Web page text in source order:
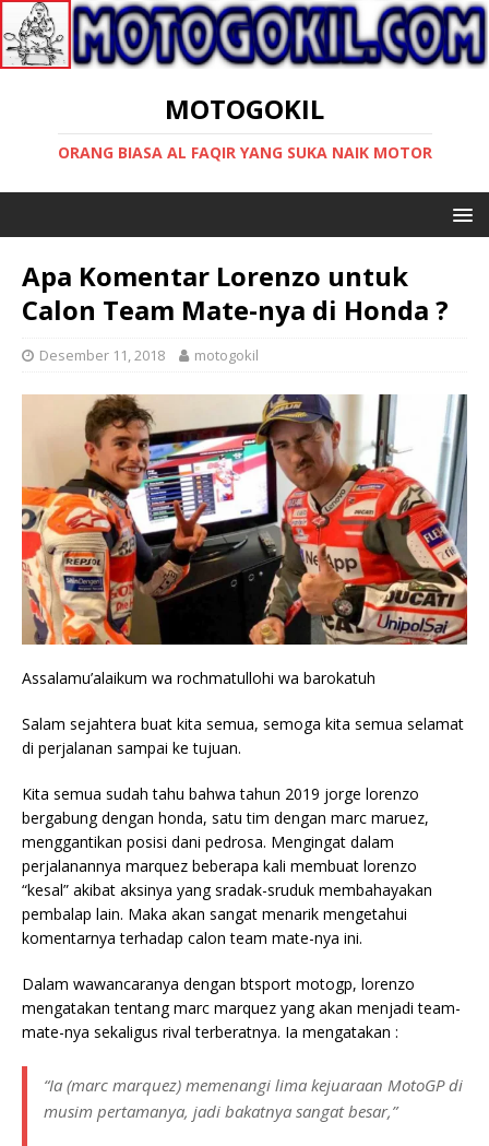
MOTOGOKIL
ORANG BIASA AL FAQIR YANG SUKA NAIK MOTOR
Apa Komentar Lorenzo untuk
Calon Team Mate-nya di Honda ?
Desember 11, 2018 motogokil
Assalamu’alaikum wa rochmatullohi wa barokatuh
Salam sejahtera buat kita semua, semoga kita semua selamat
di perjalanan sampai ke tujuan.
Kita semua sudah tahu bahwa tahun 2019 jorge lorenzo
bergabung dengan honda, satu tim dengan marc maruez,
menggantikan posisi dani pedrosa. Mengingat dalam
perjalanannya marquez beberapa kali membuat lorenzo
“kesal” akibat aksinya yang sradak-sruduk membahayakan
pembalap lain. Maka akan sangat menarik mengetahui
komentarnya terhadap calon team mate-nya ini.
Dalam wawancaranya dengan btsport motogp, lorenzo
mengatakan tentang marc marquez yang akan menjadi team-
mate-nya sekaligus rival terberatnya. Ia mengatakan :
“Ia (marc marquez) memenangi lima kejuaraan MotoGP di
musim pertamanya, jadi bakatnya sangat besar,”